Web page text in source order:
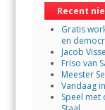
Recent
Gratis
en
Jacob
Friso van
Meester
Vandaag
Speel met